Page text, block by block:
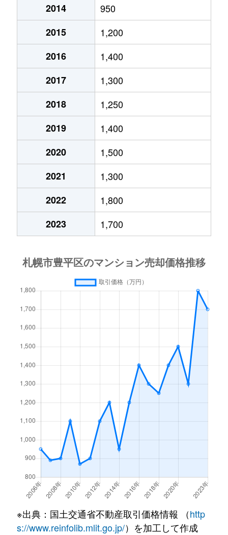
月寒西２条
2,000万円
月寒西３条
1,800万円
月寒西３条
1,500万円
月寒西３条
1,700万円
月寒西３条
1,800万円
月寒西４条
1,700万円
月寒西４条
880万円
月寒西４条
700万円
月寒西５条
810万円
月寒西５条
1,600万円
月寒東１条
2,300万円 月寒中央
徒歩
2,100万円 月寒中央
月寒東１条
徒歩
月寒東１条
2,100万円 福住
月寒東１条
福住
月寒東１条
3,400万円 福住
月寒東１条
3,500万円
月寒東１条
800万円
月寒東１条
1,900万円 福住
徒歩
月寒東１条
1,100万円 福住
月寒東２条
640万円 月寒中央
2014
950
2015
1,200
2016
1,400
2017
1,300
2018
1,250
2019
1,400
2020
1,500
2021
1,300
2022
1,800
2023
1,700
※出典：国土交通省不動産取引価格情報 （http
s://www.reinfolib.mlit.go.jp/）を加工して作成